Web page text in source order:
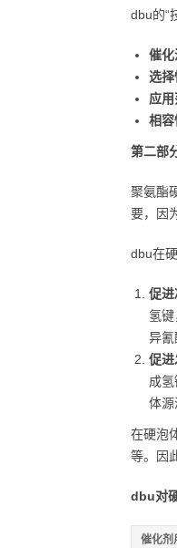
dbu的“
催化
选择
应
相容
第二部
聚氨酯
要，因
dbu在
促
氢
异氰
促
成
体源
在硬泡
等。因
dbu对
催化剂